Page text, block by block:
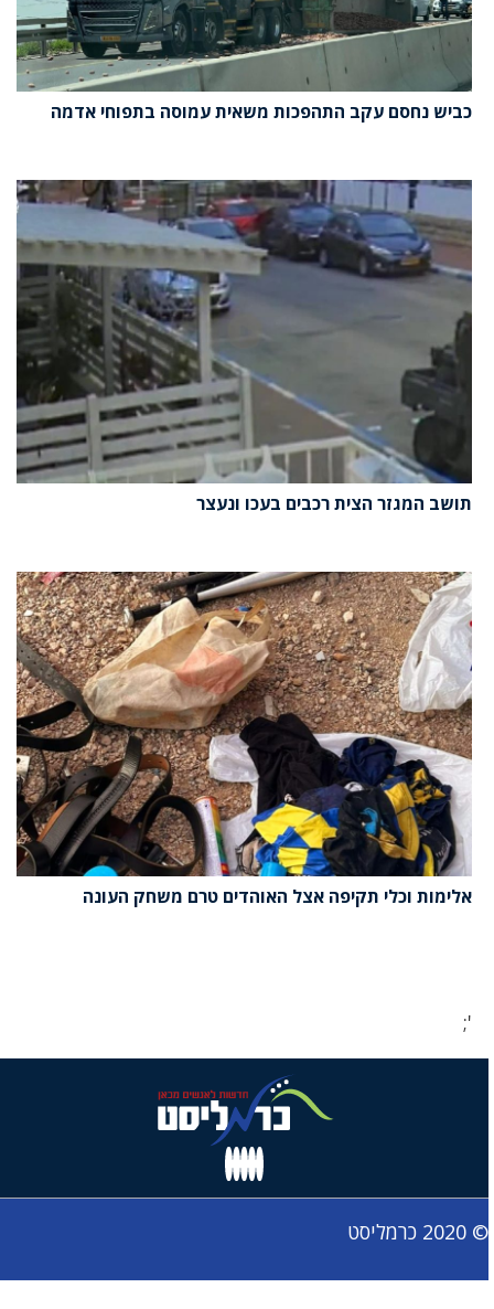
כביש נחסם עקב התהפכות משאית עמוסה בתפוחי אדמה
תושב המגזר הצית רכבים בעכו ונעצר
אלימות וכלי תקיפה אצל האוהדים טרם משחק העונה
';
© 2020 כרמליסט